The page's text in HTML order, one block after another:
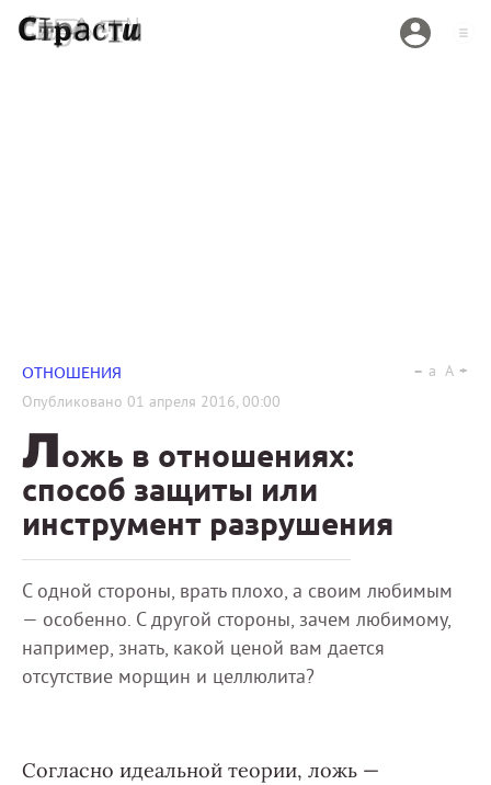
ОТНОШЕНИЯ
Опубликовано 01 апреля 2016, 00:00
a A
Ложь в отношениях:
способ защиты или
инструмент разрушения
С одной стороны, врать плохо, а своим любимым
— особенно. С другой стороны, зачем любимому,
например, знать, какой ценой вам дается
отсутствие морщин и целлюлита?
Согласно идеальной теории, ложь —